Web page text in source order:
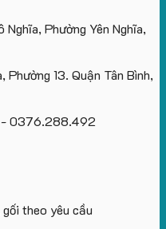
cầu Group
quà
tặng
Phường Yên Nghĩa,
13. Quận Tân Bình,
0376.288.492